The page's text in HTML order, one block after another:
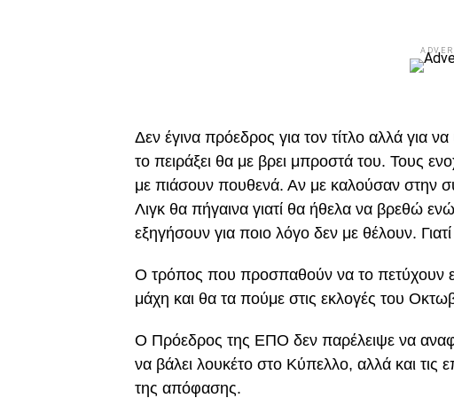
Δεν έγινα πρόεδρος για τον τίτλο αλλά για
το πειράξει θα με βρει μπροστά του. Τους
με πιάσουν πουθενά. Αν με καλούσαν στην
Λιγκ θα πήγαινα γιατί θα ήθελα να βρεθώ
εξηγήσουν για ποιο λόγο δεν με θέλουν.
Ο τρόπος που προσπαθούν να το πετύχουν
μάχη και θα τα πούμε στις εκλογές του
Ο Πρόεδρος της ΕΠΟ δεν παρέλειψε να
να βάλει λουκέτο στο Κύπελλο, αλλά και τις
της απόφασης.